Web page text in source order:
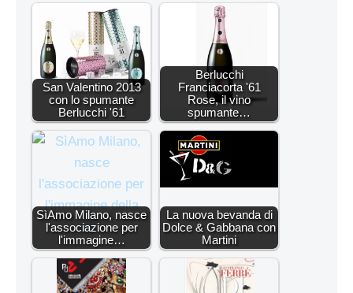
San Valentino 2013
con lo spumante
Berlucchi '61
Berlucchi
Franciacorta '61
Rose, il vino
spumante…
SìAmo Milano, nasce
l'associazione per
l'immagine…
La nuova bevanda di
Dolce & Gabbana con
Martini